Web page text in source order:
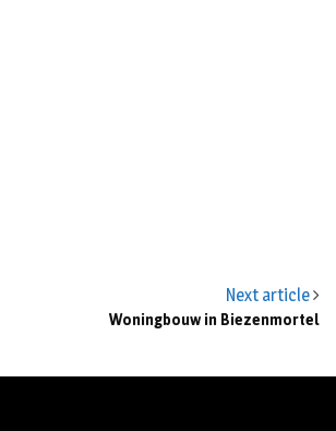
Next article
Woningbouw in Biezenmortel